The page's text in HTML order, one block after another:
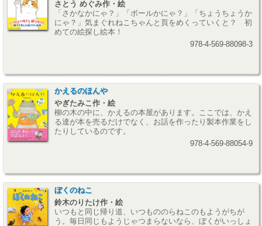
さとう めぐみ作・絵
「さかなかにゃ？」「ボールかにゃ？」「ちょうちょうか
にゃ？」気まぐれねこちゃんと頁をめくっていくと？ 初
めての絵探し絵本！
978-4-569-88098-3
かえるのほんや
やぎたみこ作・絵
柳の木の中に、かえるの本屋があります。ここでは、かえ
る達が本を売るだけでなく、お話を作ったり製本作業をし
たりしているのです。
978-4-569-88054-9
ぼくのねこ
鈴木のりたけ作・絵
いつもと同じ帰り道、いつもののらねこのもようがちが
う。毎日同じもようじゃつまらないなら、ぼくがいっしょ